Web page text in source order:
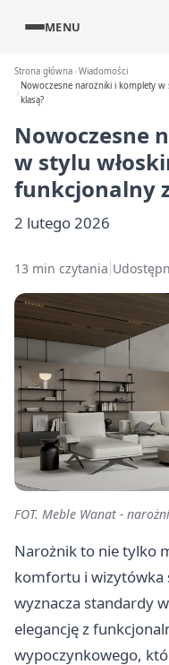
MENU
Strona główna Wiadomości
Nowoczesne narożniki i komplety w
klasą?
Nowoczesne
w stylu
funkcjonalny
2 lutego 2026
13 min czytania
FOT. Meble Wanat -
Narożnik to nie tylko
komfortu i wizytówka
wyznacza standardy
elegancję z
wypoczynkowego,